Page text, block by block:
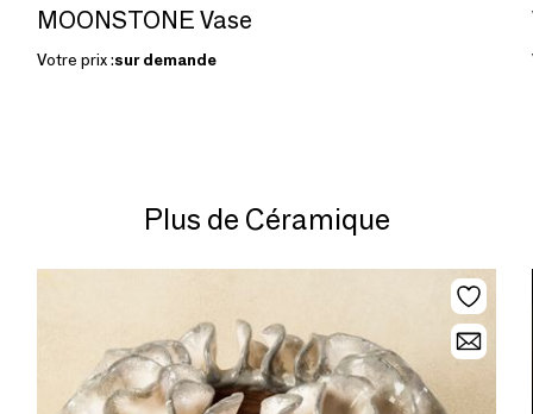
MOONSTONE Vase
Votre prix :sur demande
Plus de Céramique